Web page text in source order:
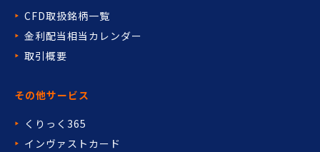
その他サービス
くりっく365
インヴァストカード
CFD取扱銘柄一覧
金利配当相当カレンダー
取引概要